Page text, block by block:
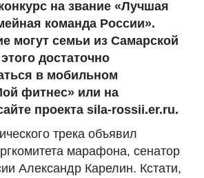
на звание «Лучшая
команда России».
могут семьи из Самарской
достаточно
в мобильном
фитнес» или на
проекта sila-rossii.er.ru.
трека объявил
марафона, сенатор
Александр Карелин. Кстати,